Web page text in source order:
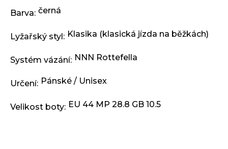
Barva: černá
Lyžařský styl: Klasika (klasická jízda na běžkách)
Systém vázání: NNN Rottefella
Určení: Pánské / Unisex
Velikost boty: EU 44 MP 28.8 GB 10.5
KLIKY
XT
FCM8200
BEZ
165
MM
3
099